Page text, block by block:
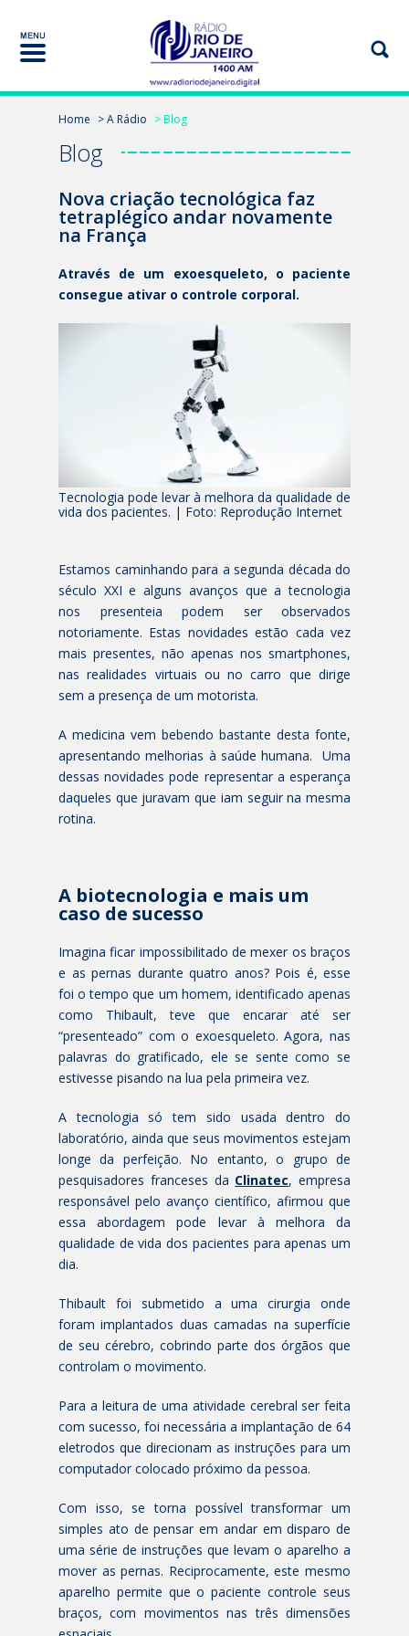
Home > A Rádio > Blog
Blog
Nova criação tecnológica faz
tetraplégico andar novamente
na França
Através de um exoesqueleto, o paciente
consegue ativar o controle corporal.
Tecnologia pode levar à melhora da qualidade de
vida dos pacientes. | Foto: Reprodução Internet
Estamos caminhando para a segunda década do
século XXI e alguns avanços que a tecnologia
nos presenteia podem ser observados
notoriamente. Estas novidades estão cada vez
mais presentes, não apenas nos smartphones,
nas realidades virtuais ou no carro que dirige
sem a presença de um motorista.
A medicina vem bebendo bastante desta fonte,
apresentando melhorias à saúde humana. Uma
dessas novidades pode representar a esperança
daqueles que juravam que iam seguir na mesma
rotina.
A biotecnologia e mais um
caso de sucesso
Imagina ficar impossibilitado de mexer os braços
e as pernas durante quatro anos? Pois é, esse
foi o tempo que um homem, identificado apenas
como Thibault, teve que encarar até ser
“presenteado” com o exoesqueleto. Agora, nas
palavras do gratificado, ele se sente como se
estivesse pisando na lua pela primeira vez.
A tecnologia só tem sido usada dentro do
laboratório, ainda que seus movimentos estejam
longe da perfeição. No entanto, o grupo de
pesquisadores franceses da Clinatec, empresa
responsável pelo avanço científico, afirmou que
essa abordagem pode levar à melhora da
qualidade de vida dos pacientes para apenas um
dia.
Thibault foi submetido a uma cirurgia onde
foram implantados duas camadas na superfície
de seu cérebro, cobrindo parte dos órgãos que
controlam o movimento.
Para a leitura de uma atividade cerebral ser feita
com sucesso, foi necessária a implantação de 64
eletrodos que direcionam as instruções para um
computador colocado próximo da pessoa.
Com isso, se torna possível transformar um
simples ato de pensar em andar em disparo de
uma série de instruções que levam o aparelho a
mover as pernas. Reciprocamente, este mesmo
aparelho permite que o paciente controle seus
braços, com movimentos nas três dimensões